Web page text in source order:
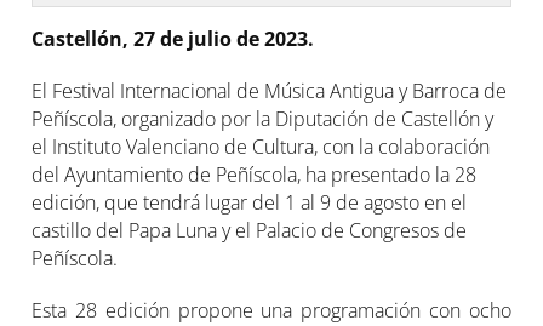
Castellón, 27de julio de 2023.
El Festival Internacional de Música Antigua y Barroca de
Peñíscola, organizado por la Diputación de Castellón y
el Instituto Valenciano de Cultura, con la colaboración
del Ayuntamiento de Peñíscola, ha presentado la 28
edición, que tendrá lugar del 1 al 9 de agosto en el
castillo del Papa Luna y el Palacio de Congresos de
Peñíscola.
Esta 28 edición propone una programación con ocho